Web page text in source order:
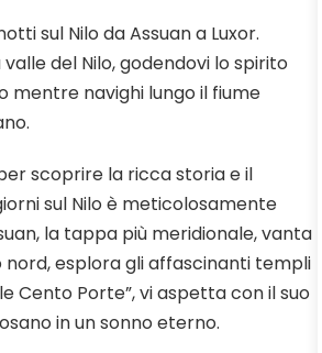
sul Nilo da Assuan a Luxor.
del Nilo, godendovi lo spirito
mentre navighi lungo il fiume
scoprire la ricca storia e il
sul Nilo è meticolosamente
la tappa più meridionale, vanta
nord, esplora gli affascinanti templi
Cento Porte”, vi aspetta con il suo
in un sonno eterno.